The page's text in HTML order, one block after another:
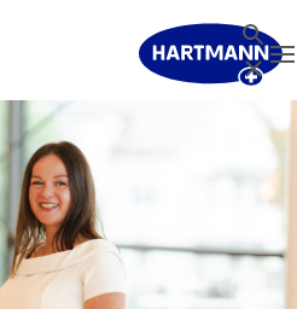
Suche